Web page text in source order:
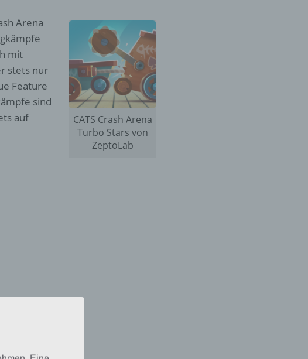
CATS Crash Arena
Turbo Stars von
ZeptoLab
Arena
mit
stets nur
Feature
sind
auf